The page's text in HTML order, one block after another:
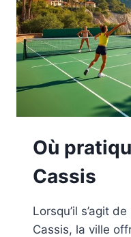
Où
Cassis
Lorsqu’il s’agit
Cassis, la ville